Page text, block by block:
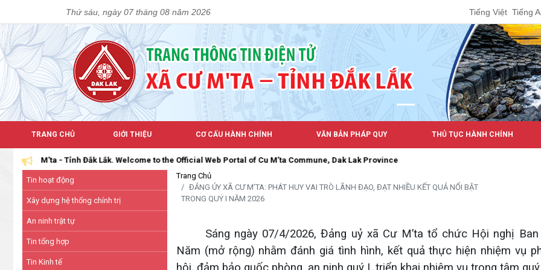
Thứ sáu, ngày 07 tháng 08 năm 2026 Tiếng Việt Tiếng
TRANG CHỦ GIỚI THIỆU CƠ CẤU HÀNH CHÍNH VĂN BẢN PHÁP QUY THỦ TỤC HÀNH CHÍNH
Welcome to the Official Web Portal of Cu M’ta Commune, Dak Lak Province
Tin hoạt động
Xây dựng hệ thống chính trị
An ninh trật tự
Tin tổng hợp
Tin Kinh tế
Trang Chủ
ĐẢNG ỦY XÃ CƯ M’TA: PHÁT HUY VAI TRÒ LÃNH ĐẠO, ĐẠT NHIỀU KẾT QUẢ NỔI BẬT
TRONG QUÝ I NĂM 2026
Sáng ngày 07/4/2026, Đảng uỷ xã Cư M’ta tổ chức Hội nghị
Năm (mở rộng) nhằm đánh giá tình hình, kết quả thực hiện nhiệm vụ